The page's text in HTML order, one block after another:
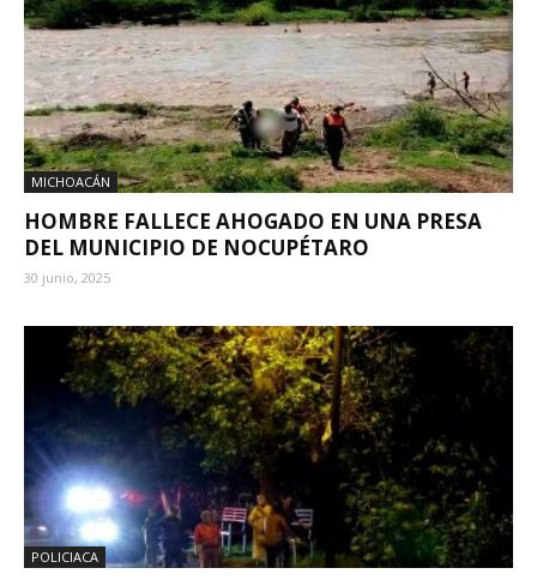
MICHOACÁN
HOMBRE FALLECE AHOGADO EN UNA PRESA
DEL MUNICIPIO DE NOCUPÉTARO
30 junio, 2025
POLICIACA